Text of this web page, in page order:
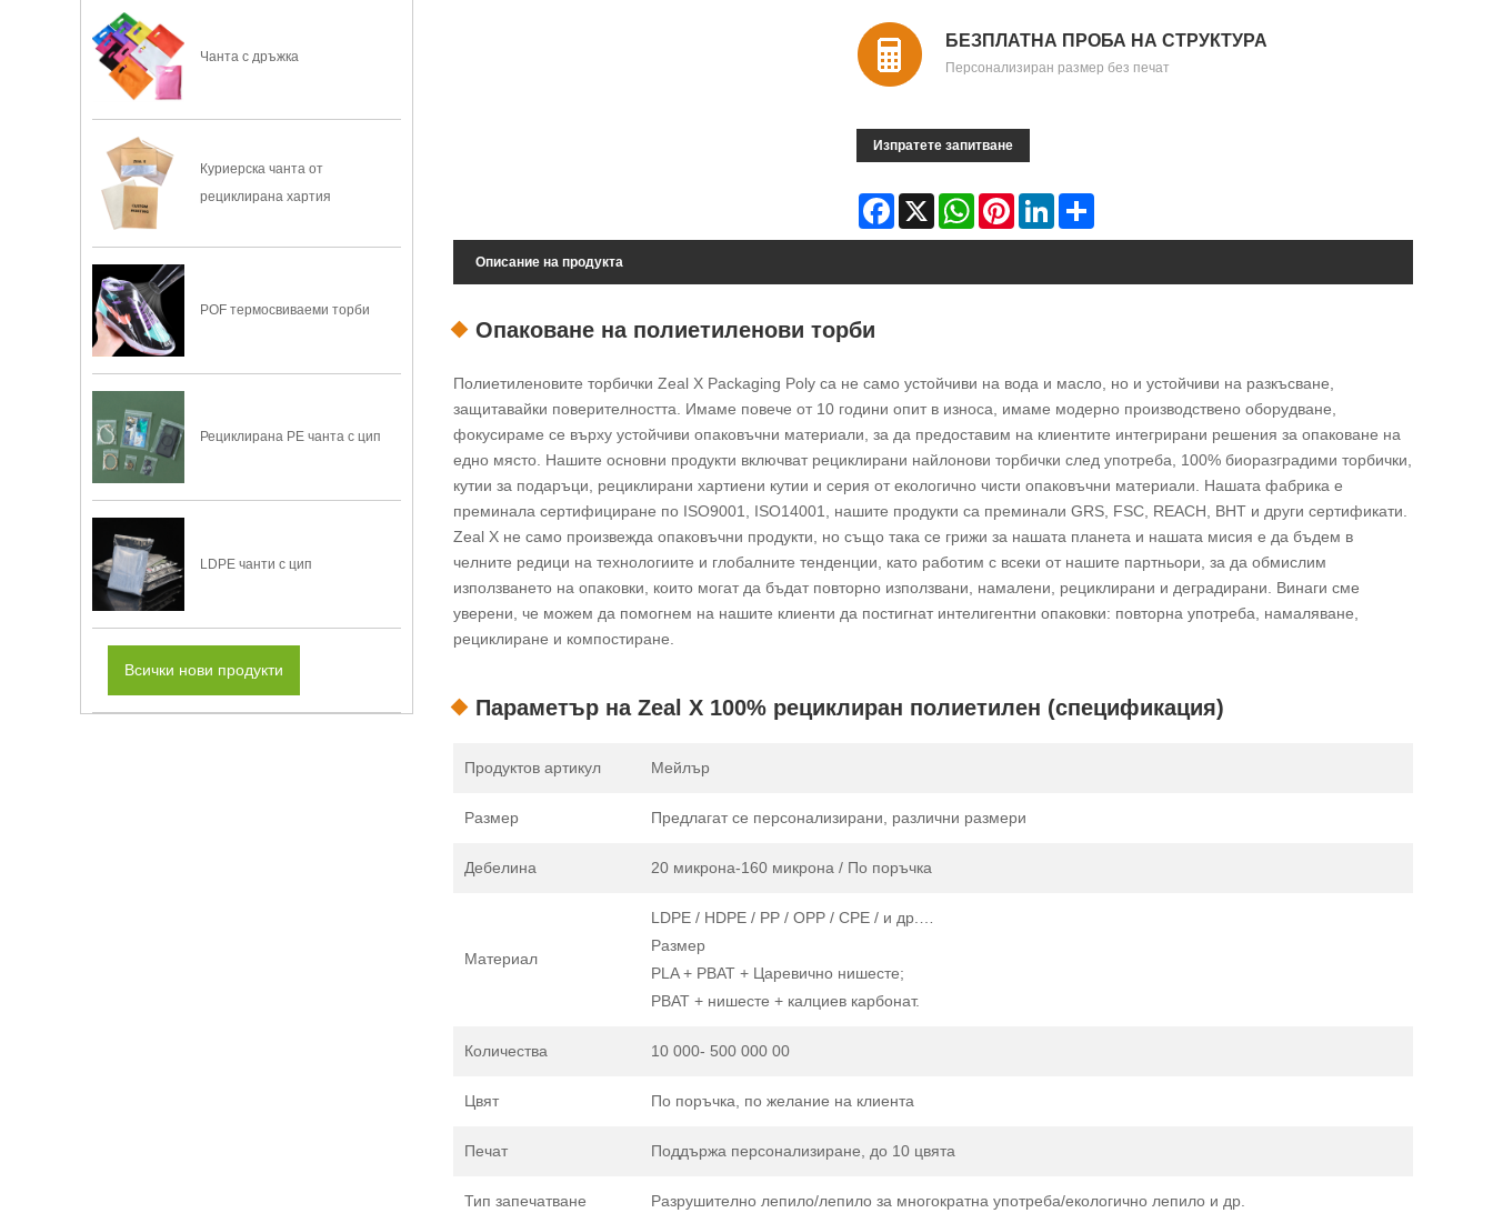
Чанта с дръжка
Куриерска чанта от
рециклирана хартия
POF термосвиваеми торби
Рециклирана PE чанта с цип
LDPE чанти с цип
Всички нови продукти
БЕЗПЛАТНА ПРОБА НА СТРУКТУРА
Персонализиран размер без печат
Изпратете запитване
Facebook WhatsAppPinterestLinkedIn
Описание на продукта
Опаковане на полиетиленови торби
Полиетиленовите торбички Zeal X Packaging Poly са не само устойчиви на вода и масло, но и устойчиви на разкъсване,
защитавайки поверителността. Имаме повече от 10 години опит в износа, имаме модерно производствено оборудване,
фокусираме се върху устойчиви опаковъчни материали, за да предоставим на клиентите интегрирани решения за опаковане на
едно място. Нашите основни продукти включват рециклирани найлонови торбички след употреба, 100% биоразградими торбички,
кутии за подаръци, рециклирани хартиени кутии и серия от екологично чисти опаковъчни материали. Нашата фабрика е
преминала сертифициране по ISO9001, ISO14001, нашите продукти са преминали GRS, FSC, REACH, BHT и други сертификати.
Zeal X не само произвежда опаковъчни продукти, но също така се грижи за нашата планета и нашата мисия е да бъдем в
челните редици на технологиите и глобалните тенденции, като работим с всеки от нашите партньори, за да обмислим
използването на опаковки, които могат да бъдат повторно използвани, намалени, рециклирани и деградирани. Винаги сме
уверени, че можем да помогнем на нашите клиенти да постигнат интелигентни опаковки: повторна употреба, намаляване,
рециклиране и компостиране.
Параметър на Zeal X 100% рециклиран полиетилен (спецификация)
Продуктов артикул Мейлър
Размер Предлагат се персонализирани, различни размери
Дебелина 20 микрона-160 микрона / По поръчка
Материал
LDPE / HDPE / PP / OPP / CPE / и др.…
Размер
PLA + PBAT + Царевично нишесте;
PBAT + нишесте + калциев карбонат.
Количества 10 000- 500 000 00
Цвят По поръчка, по желание на клиента
Печат Поддържа персонализиране, до 10 цвята
Тип запечатване Разрушително лепило/лепило за многократна употреба/екологично лепило и др.